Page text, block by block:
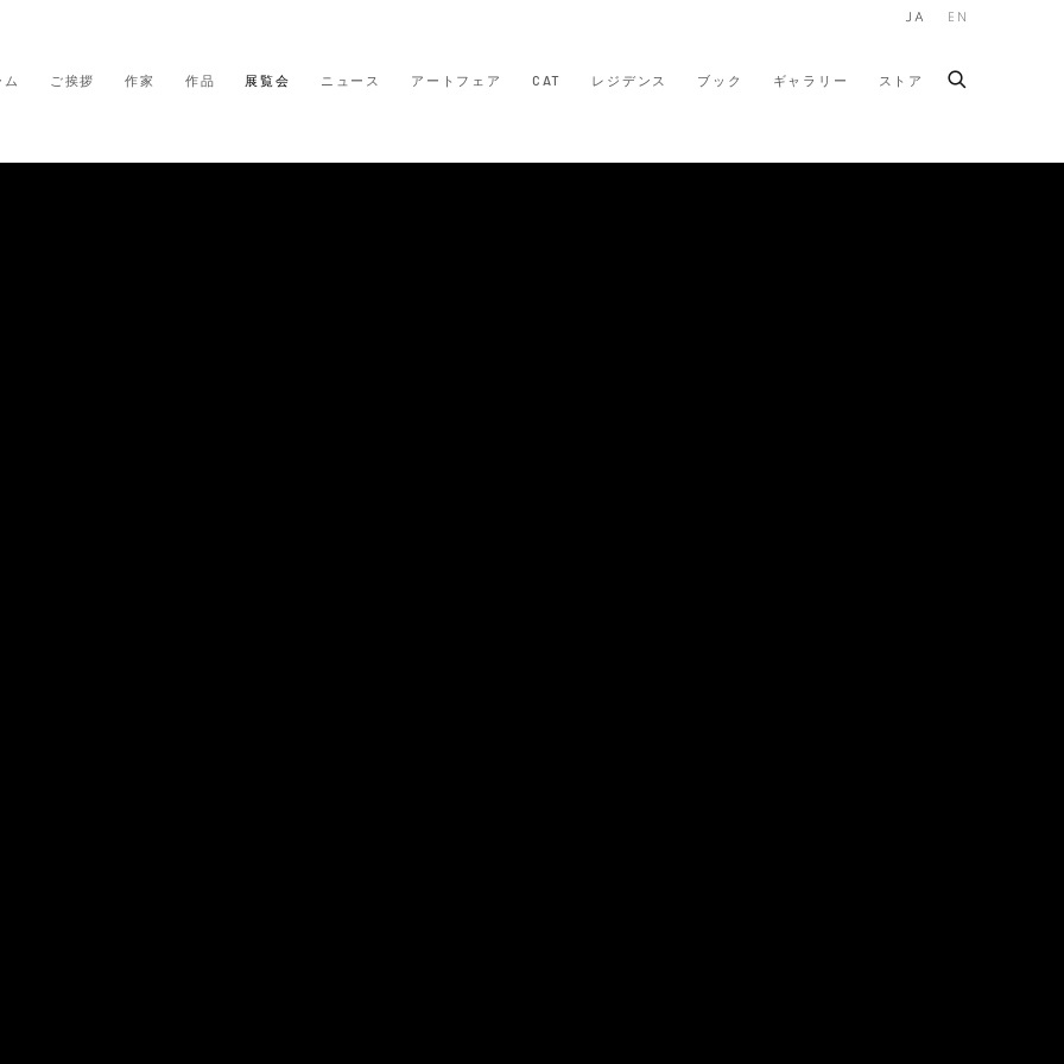
ム ご挨拶 作家 作品 展覧会 ニュース アートフェア CAT レジデンス ブック ギャラリー ストア
JA EN